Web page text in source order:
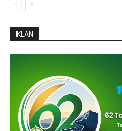
IKLAN